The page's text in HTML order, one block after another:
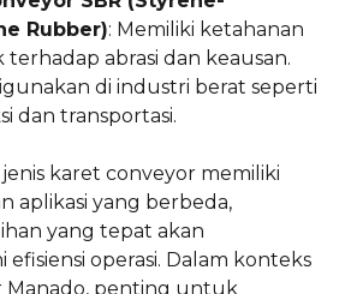
Rubber): Memiliki ketahanan
terhadap abrasi dan keausan.
di industri berat seperti
dan transportasi.
karet conveyor memiliki
aplikasi yang berbeda,
yang tepat akan
operasi. Dalam konteks
Manado, penting untuk